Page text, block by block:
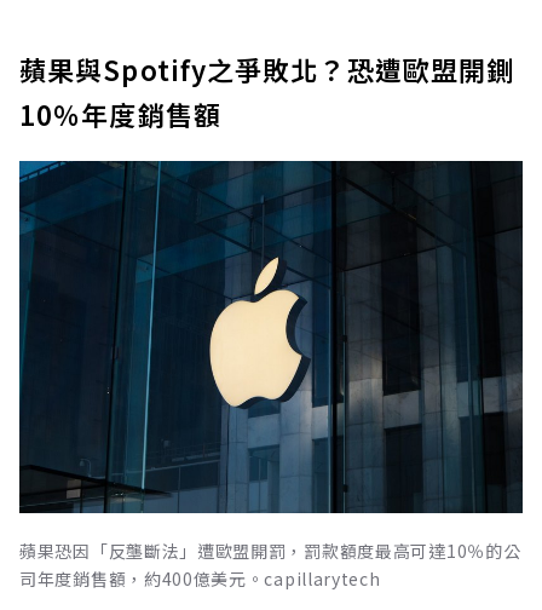
蘋果與Spotify之爭敗北？恐遭歐盟開鍘
10％年度銷售額
蘋果恐因「反壟斷法」遭歐盟開罰，罰款額度最高可達10％的公
司年度銷售額，約400億美元。capillarytech